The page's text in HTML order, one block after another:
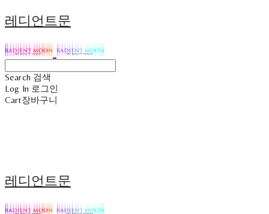
레디언트문
Search 검색
Log In 로그인
Cart장바구니
레디언트문